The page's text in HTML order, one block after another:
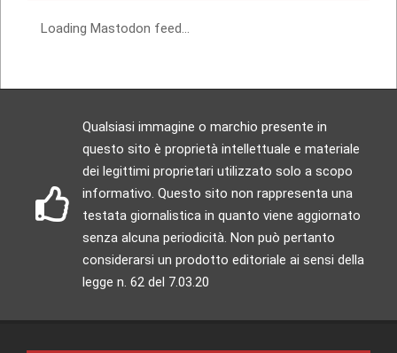
Loading Mastodon feed...
Qualsiasi immagine o marchio presente in
questo sito è proprietà intellettuale e materiale
dei legittimi proprietari utilizzato solo a scopo
informativo. Questo sito non rappresenta una
testata giornalistica in quanto viene aggiornato
senza alcuna periodicità. Non può pertanto
considerarsi un prodotto editoriale ai sensi della
legge n. 62 del 7.03.20